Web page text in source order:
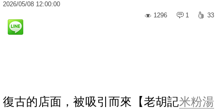
2026/05/08 12:00:00
1296
1 33
復古的店面，被吸引而來【老胡記米粉湯